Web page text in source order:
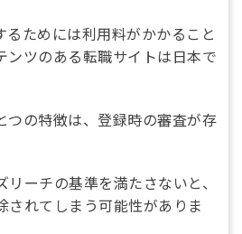
るためには利用料がかかること
ンツのある転職サイトは日本で
つの特徴は、登録時の審査が存
ーチの基準を満たさないと、
されてしまう可能性がありま